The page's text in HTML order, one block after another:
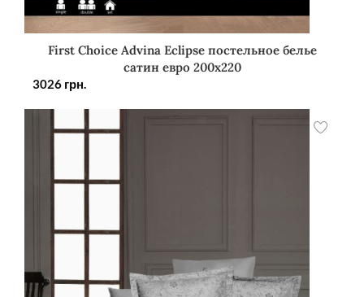
First Choice Advina Eclipse постельное белье
сатин евро 200х220
3026 грн.